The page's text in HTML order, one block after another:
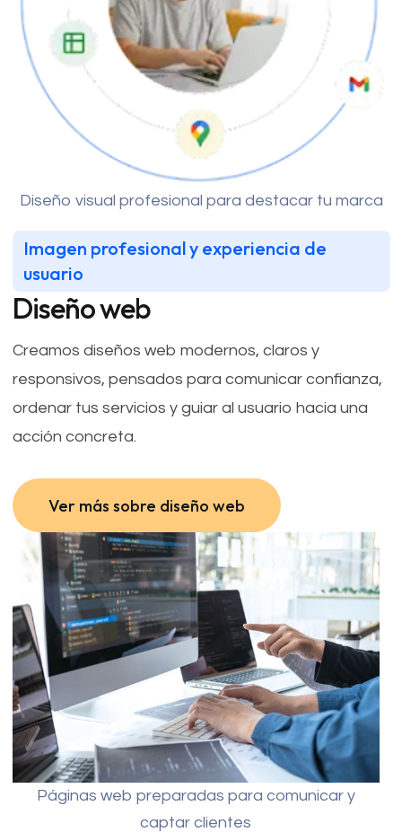
Imagen profesional y experiencia de
usuario
Diseño web
Creamos diseños web modernos, claros y
responsivos, pensados para comunicar confianza,
ordenar tus servicios y guiar al usuario hacia una
acción concreta.
Ver más sobre diseño web
Ver más sobre diseño web
Diseño visual profesional para destacar tu marca
Páginas web preparadas para comunicar y
captar clientes